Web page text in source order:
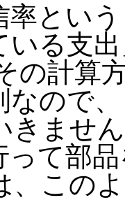
とい
いる支
の計算
なので
きませ
って部
、この